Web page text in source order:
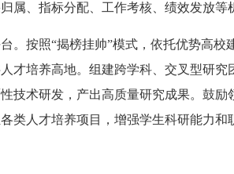
属、指标分配、工作考核、绩效发放等
。按照“揭榜挂帅”模式，依托优势高
才培养高地。组建跨学科、交叉型研究
技术研发，产出高质量研究成果。鼓
类人才培养项目，增强学生科研能力